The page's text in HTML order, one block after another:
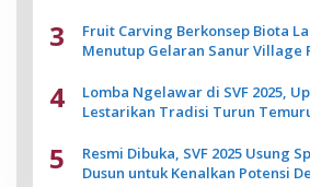
3
Fruit Carving Berkonsep Biota
Menutup Gelaran Sanur Village
4
Lomba Ngelawar di SVF 2025,
Lestarikan Tradisi Turun
5
Resmi Dibuka, SVF 2025 Usung
Dusun untuk Kenalkan Potensi